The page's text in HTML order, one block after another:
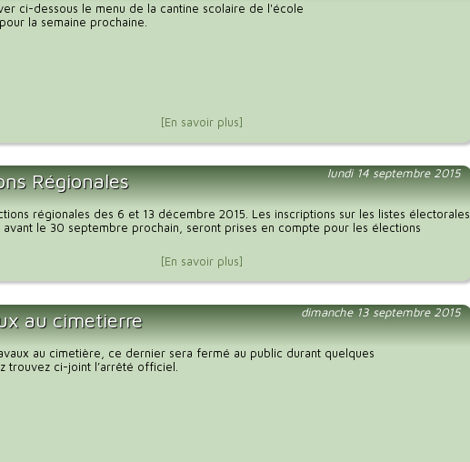
ci-dessous le menu de la cantine scolaire de l'école
la semaine prochaine.
[En savoir plus]
lundi 14 septembre 2015
Régionales
régionales des 6 et 13 décembre 2015. Les inscriptions sur les listes électorales
avant le 30 septembre prochain, seront prises en compte pour les élections
[En savoir plus]
dimanche 13 septembre 2015
au cimetierre
au cimetière, ce dernier sera fermé au public durant quelques
trouvez ci-joint l’arrêté officiel.